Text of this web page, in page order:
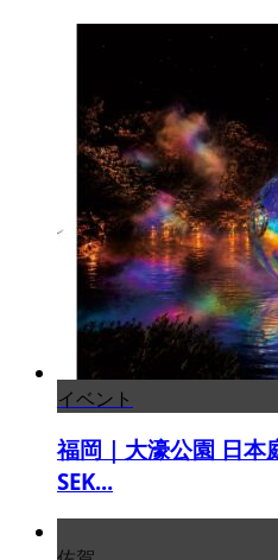
イベント
福岡｜大濠公園 日本
SEK...